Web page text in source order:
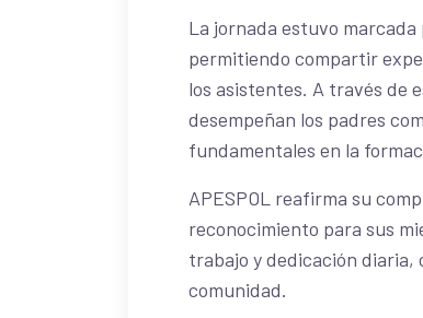
La jornada estuvo
permitiendo compartir
los asistentes. A través de
desempeñan los padres
fundamentales en la
APESPOL reafirma su
reconocimiento para sus
trabajo y dedicación diaria,
comunidad.